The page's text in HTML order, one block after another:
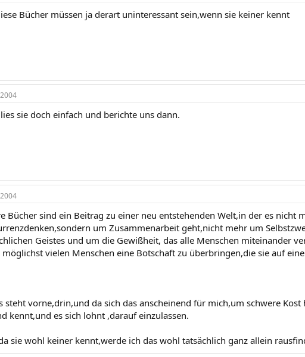
Bücher müssen ja derart uninteressant sein,wenn sie keiner kennt
sie doch einfach und berichte uns dann.
Bücher sind ein Beitrag zu einer neu entstehenden Welt,in der es nicht
um Zusammenarbeit geht,nicht mehr um
Geistes und um die Gewißheit, das alle Menschen miteinander
vielen Menschen eine Botschaft zu überbringen,die sie auf
steht vorne,drin,und da sich das anscheinend für mich,um schwere
kennt,und es sich lohnt ,darauf einzulassen.
sie wohl keiner kennt,werde ich das wohl tatsächlich ganz allein